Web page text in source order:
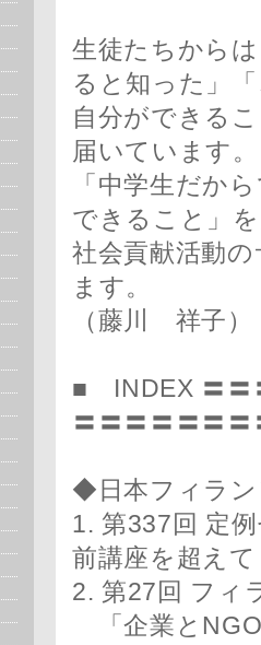
生徒たちから
ると知った」
自分ができる
届いています。
「中学生だか
できること」
社会貢献活動
（藤川 祥子）
■ INDEX 〓〓
〓〓〓〓〓〓〓
◆日本フィラン
1. 第337回 定
前講座を超え
2. 第27回 フィ
「企業と